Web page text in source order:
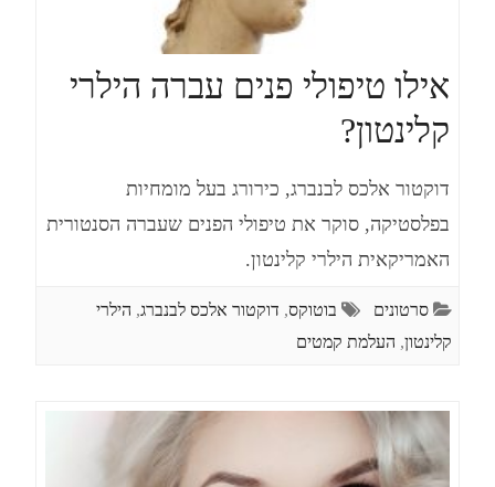
אילו טיפולי פנים עברה הילרי
קלינטון?
דוקטור אלכס לבנברג, כירורג בעל מומחיות
בפלסטיקה, סוקר את טיפולי הפנים שעברה הסנטורית
האמריקאית הילרי קלינטון.
סרטונים בוטוקס, דוקטור אלכס לבנברג, הילרי
קלינטון, העלמת קמטים